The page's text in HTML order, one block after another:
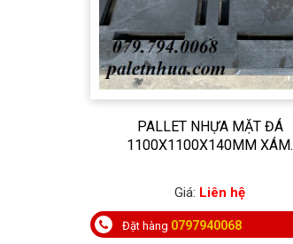
PALLET NHỰA MẶT ĐÁ
1100X1100X140MM XÁM.
Giá: Liên hệ
Đặt hàng 0797940068